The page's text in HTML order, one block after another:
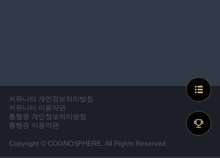
커뮤니티 개인정보처리방침
커뮤니티 이용약관
통행증 개인정보처리방침
통행증 이용약관
Copyright © COGNOSPHERE. All Rights Reserved.